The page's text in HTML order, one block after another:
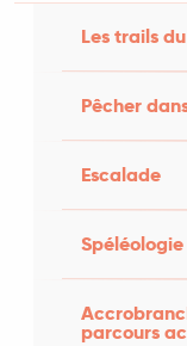
Les trails
Pêcher
Escalade
Spéléologie
parcours